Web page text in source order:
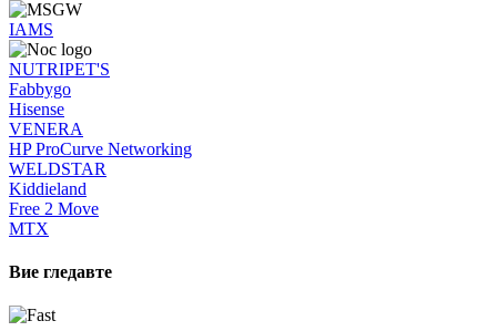
IAMS
NUTRIPET'S
Fabbygo
Hisense
VENERA
HP ProCurve Networking
WELDSTAR
Kiddieland
Free 2 Move
MTX
Вие гледавте